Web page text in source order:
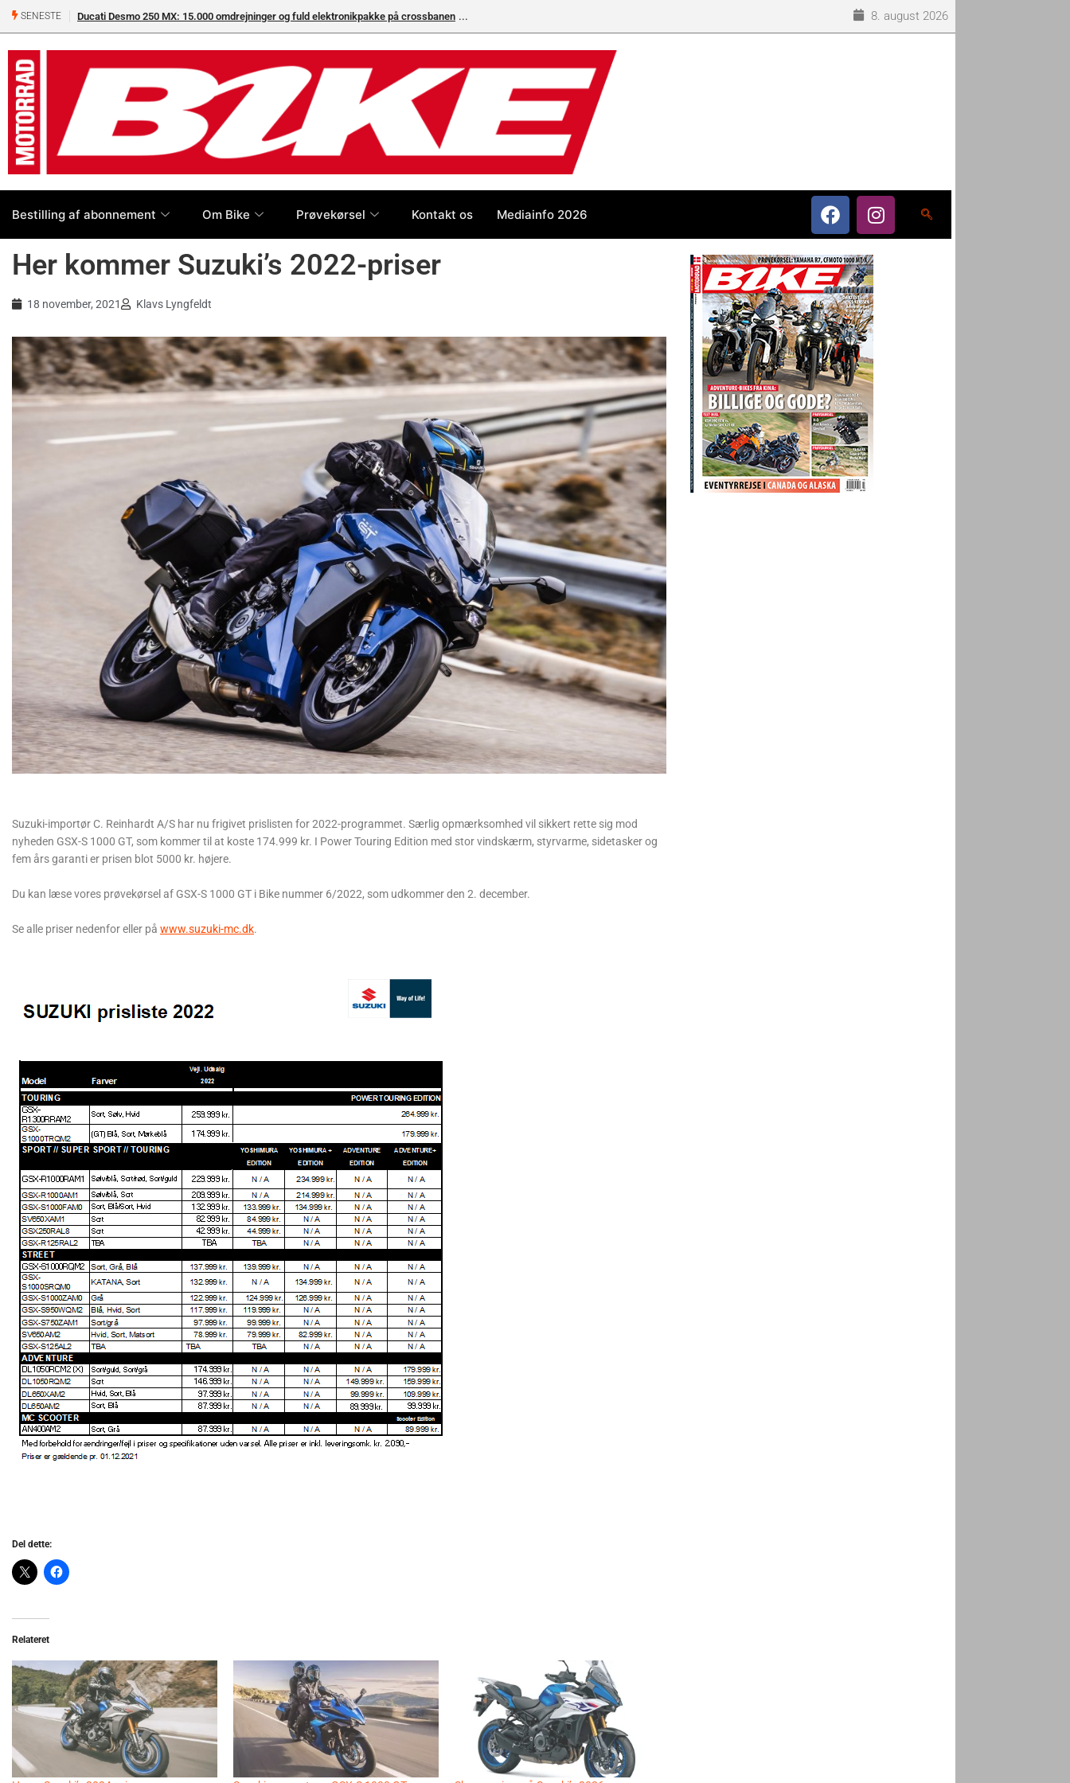
SENESTE Ducati Desmo 250 MX: 15.000 omdrejninger og fuld elektronikpakke på crossbanen 8. august 2026
Bestilling af abonnement Om Bike Prøvekørsel Kontakt os Mediainfo 2026
Her kommer Suzuki’s 2022-priser
18 november, 2021 Klavs Lyngfeldt
Suzuki-importør C. Reinhardt A/S har nu frigivet prislisten for 2022-programmet. Særlig opmærksomhed vil sikkert rette sig mod
nyheden GSX-S 1000 GT, som kommer til at koste 174.999 kr. I Power Touring Edition med stor vindskærm, styrvarme, sidetasker og
fem års garanti er prisen blot 5000 kr. højere.
Du kan læse vores prøvekørsel af GSX-S 1000 GT i Bike nummer 6/2022, som udkommer den 2. december.
Se alle priser nedenfor eller på www.suzuki-mc.dk.
Del dette:
Relateret